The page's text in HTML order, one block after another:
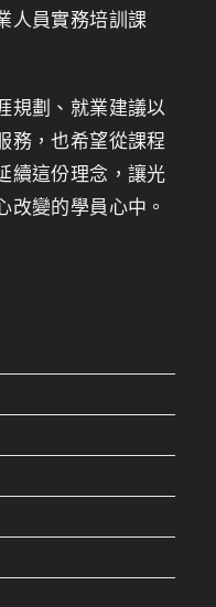
人員實務培訓課
規劃、就業建議以
務，也希望從課程
續這份理念，讓光
改變的學員心中。